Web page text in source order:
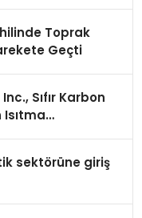
Toprak
Geçti
Sıfır Karbon
Isıtma
sektörüne giriş